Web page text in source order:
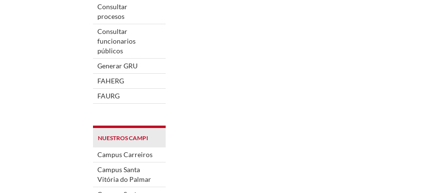
Consultar
procesos
Consultar
funcionarios
públicos
Generar GRU
FAHERG
FAURG
NUESTROS CAMPI
Campus Carreiros
Campus Santa
Vitória do Palmar